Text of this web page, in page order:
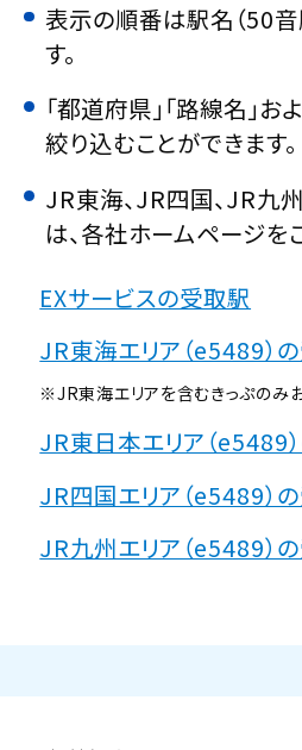
表示の順番は駅名（50音
す。
「都道府県」「路線名」お
絞り込むことができます。
JR東海、JR四国、JR九
は、各社ホームページを
EXサービスの受取駅
JR東海エリア（e5489）
※JR東海エリアを含むきっぷのみ
JR東日本エリア（e5489
JR四国エリア（e5489）
JR九州エリア（e5489）